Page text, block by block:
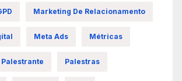
Marketing De Relacionamento
Meta Ads Métricas
Palestrante Palestras